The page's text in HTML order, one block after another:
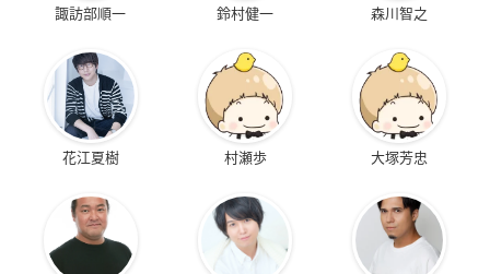
諏訪部順一 鈴村健一 森川智之
花江夏樹 村瀬歩 大塚芳忠